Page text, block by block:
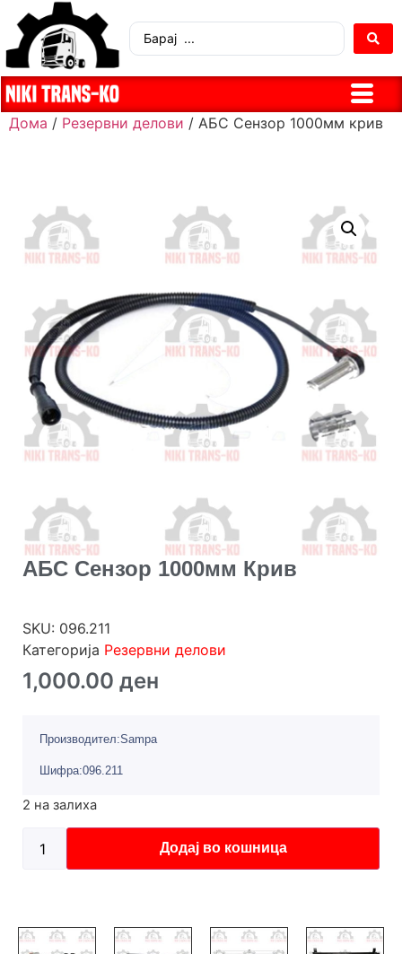
Дома / Резервни делови / АБС Сензор 1000мм крив
АБС Сензор 1000мм Крив
SKU: 096.211
Категорија Резервни делови
1,000.00 ден
Производител:Sampa
Шифра:096.211
2 на залиха
Додај во кошница